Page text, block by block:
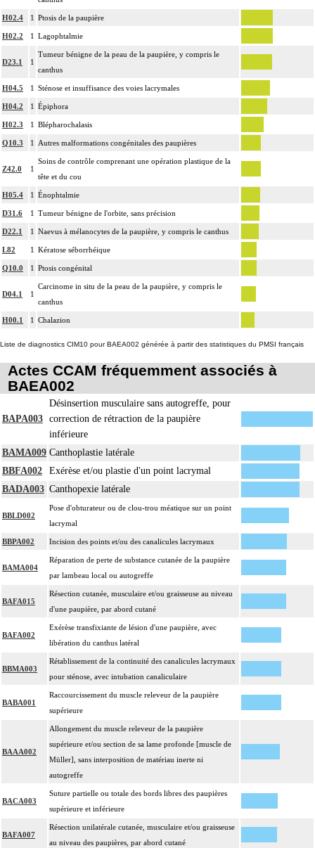
H02.4 1 Ptosis de la paupière
H02.2 1 Lagophtalmie
D23.1 1
Tumeur bénigne de la peau de la paupière, y compris le
canthus
H04.5 1 Sténose et insuffisance des voies lacrymales
H04.2 1 Épiphora
H02.3 1 Blépharochalasis
Q10.3 1 Autres malformations congénitales des paupières
Z42.0 1
Soins de contrôle comprenant une opération plastique de la
tête et du cou
H05.4 1 Énophtalmie
D31.6 1 Tumeur bénigne de l'orbite, sans précision
D22.1 1 Naevus à mélanocytes de la paupière, y compris le canthus
L82 1 Kératose séborrhéique
Q10.0 1 Ptosis congénital
D04.1 1
Carcinome in situ de la peau de la paupière, y compris le
canthus
H00.1 1 Chalazion
Liste de diagnostics CIM10 pour BAEA002 générée à partir des statistiques du PMSI français
Actes CCAM fréquemment associés à
BAEA002
BAPA003
Désinsertion musculaire sans autogreffe, pour
correction de rétraction de la paupière
inférieure
BAMA009 Canthoplastie latérale
BBFA002
Exérèse et/ou plastie d'un point lacrymal
BADA003 Canthopexie latérale
BBLD002
Pose d'obturateur ou de clou-trou méatique sur un point
lacrymal
BBPA002 Incision des points et/ou des canalicules lacrymaux
BAMA004
Réparation de perte de substance cutanée de la paupière
par lambeau local ou autogreffe
BAFA015
Résection cutanée, musculaire et/ou graisseuse au niveau
d'une paupière, par abord cutané
BAFA002
Exérèse transfixiante de lésion d'une paupière, avec
libération du canthus latéral
BBMA003
Rétablissement de la continuité des canalicules lacrymaux
pour sténose, avec intubation canaliculaire
BABA001
Raccourcissement du muscle releveur de la paupière
supérieure
BAAA002
Allongement du muscle releveur de la paupière
supérieure et/ou section de sa lame profonde [muscle de
Müller], sans interposition de matériau inerte ni
autogreffe
BACA003
Suture partielle ou totale des bords libres des paupières
supérieure et inférieure
BAFA007
Résection unilatérale cutanée, musculaire et/ou graisseuse
au niveau des paupières, par abord cutané